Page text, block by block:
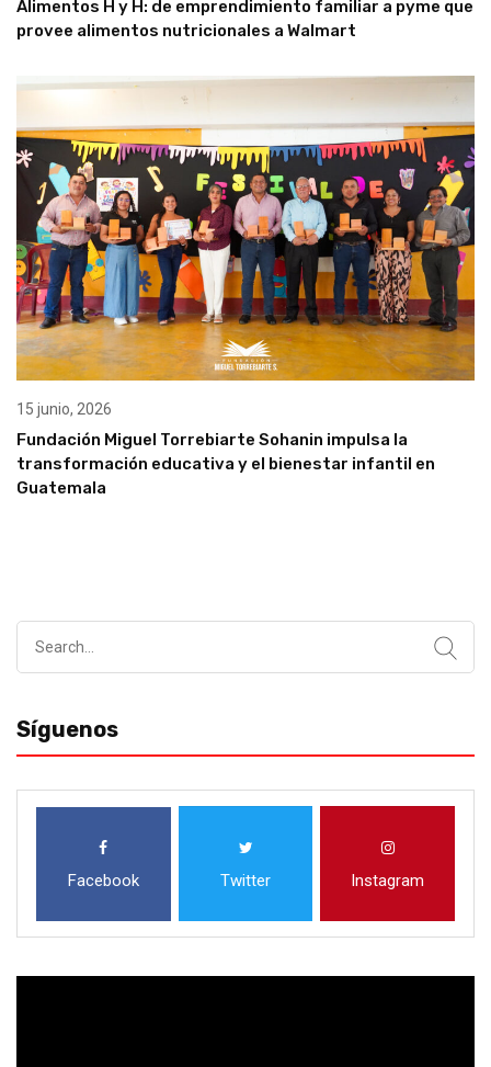
Alimentos H y H: de emprendimiento familiar a pyme que
provee alimentos nutricionales a Walmart
15 junio, 2026
Fundación Miguel Torrebiarte Sohanin impulsa la
transformación educativa y el bienestar infantil en
Guatemala
Síguenos
Facebook Twitter Instagram